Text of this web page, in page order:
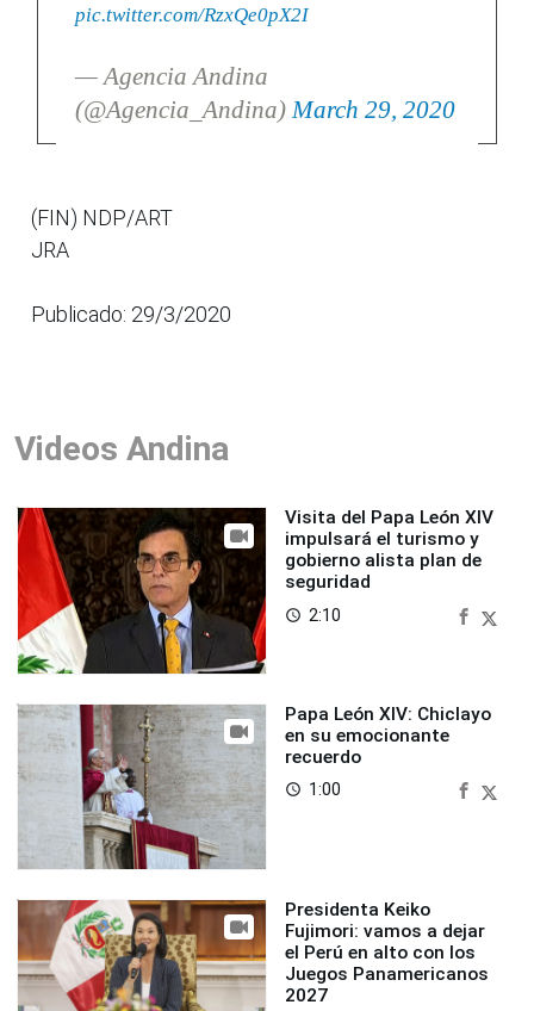
pic.twitter.com/RzxQe0pX2I
— Agencia Andina
(@Agencia_Andina) March 29, 2020
(FIN) NDP/ART
JRA
Publicado: 29/3/2020
Videos Andina
Visita del Papa León XIV
impulsará el turismo y
gobierno alista plan de
seguridad
access_time 2:10
Papa León XIV: Chiclayo
en su emocionante
recuerdo
access_time 1:00
Presidenta Keiko
Fujimori: vamos a dejar
el Perú en alto con los
Juegos Panamericanos
2027